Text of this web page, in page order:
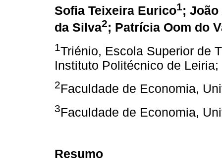
Sofia Teixeira Eurico1;
da Silva2; Patrícia Oom do
1Triénio, Escola Superior de
Instituto Politécnico de Leiria;
2Faculdade de Economia,
3Faculdade de Economia,
Resumo